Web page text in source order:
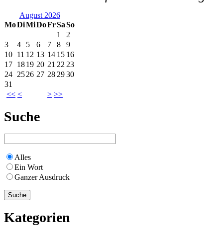
August 2026
MoDiMiDoFrSaSo
<< < > >>
1
2
3
4 5 6 7 8
9
10 11 12 13 14 15 16
17 1819 20 21 22 23
24 2526 27 28 2930
31
Suche
Alles
Ein Wort
Ganzer Ausdruck
Kategorien